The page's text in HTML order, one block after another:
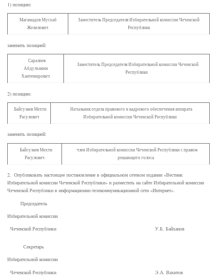
1) позицию:
Магамадов Мусхаб
Желилович
Заместитель Председателя Избирательной комиссии Чеченской
Республики
заменить позицией:
Саралиев
Абдулхаким
Хантемирович
Заместитель Председателя Избирательной комиссии Чеченской
Республики
2) позицию:
Байсулаев Мехти
Расулович
Начальник отдела правового и кадрового обеспечения аппарата
Избирательной комиссии Чеченской Республики
заменить позицией:
Байсулаев Мехти
Расулович
член Избирательной комиссии Чеченской Республики с правом
решающего голоса
2. Опубликовать настоящее постановление в официальном сетевом издании «Вестник
Избирательной комиссии Чеченской Республики» и разместить на сайте Избирательной комиссии
Чеченской Республики в информационно-телекоммуникационной сети «Интернет».
Председатель
Избирательной комиссии
Чеченской Республики У.Б. Байханов
Секретарь
Избирательной комиссии
Чеченской Республики Э.А. Вахитов